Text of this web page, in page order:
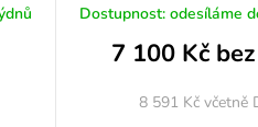
Dostupnost: odesíláme
7 100 Kč
8 591 Kčvčetně